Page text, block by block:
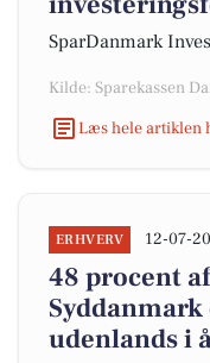
SparDanmark
Kilde: Sparekassen
Læs hele artiklen
ERHVERV 12-07-
48 procent
udenlands i